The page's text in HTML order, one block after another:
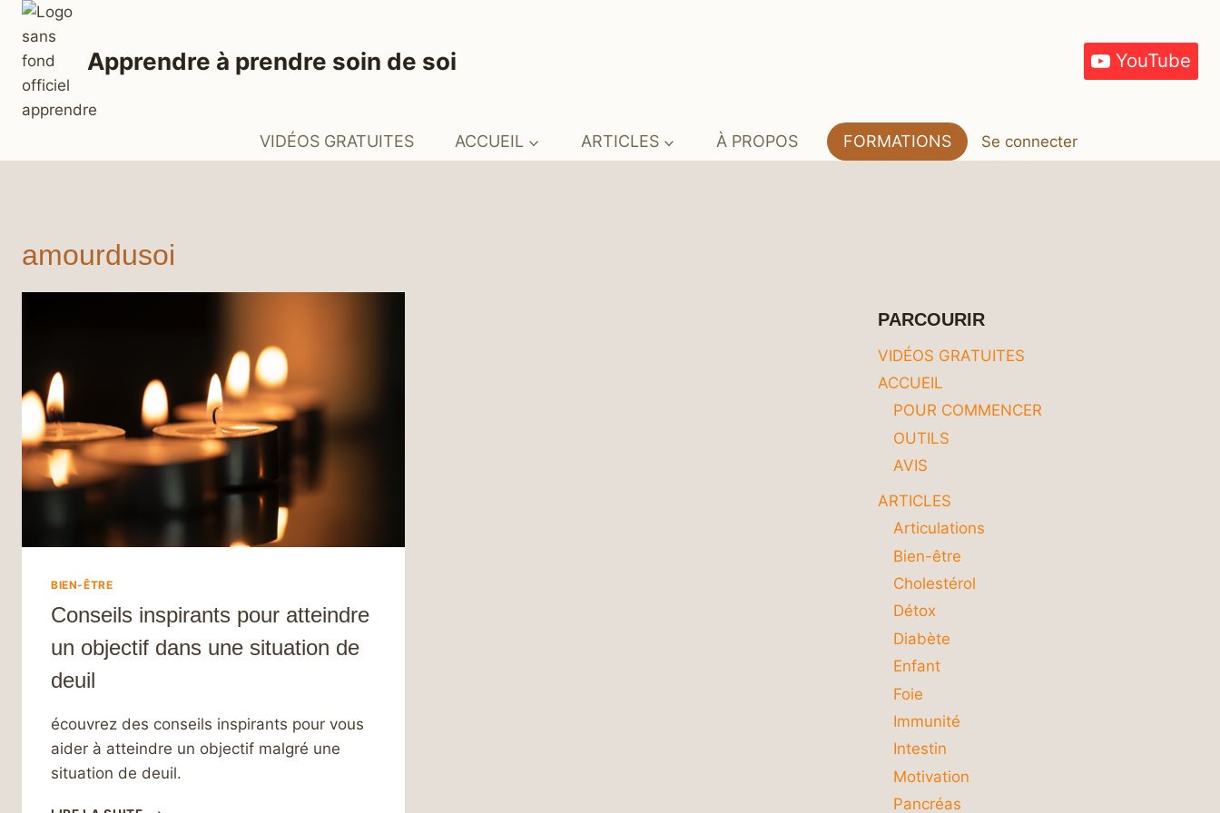
Aller
contenu
Apprendre à prendre soin de soi YouTube
VIDÉOS GRATUITES ACCUEIL ARTICLES À PROPOS FORMATIONS Se connecter
amourdusoi
BIEN-ÊTRE
Conseils inspirants pour atteindre
un objectif dans une situation de
deuil
écouvrez des conseils inspirants pour vous
aider à atteindre un objectif malgré une
situation de deuil.
CONSEILS
PARCOURIR
VIDÉOS GRATUITES
ACCUEIL
POUR COMMENCER
OUTILS
AVIS
ARTICLES
Articulations
Bien-être
Cholestérol
Détox
Diabète
Enfant
Foie
Immunité
Intestin
Motivation
Pancréas